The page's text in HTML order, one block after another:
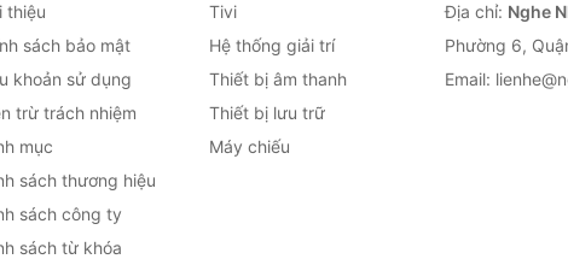
thiệu
sách bảo mật
khoản sử dụng
trừ trách nhiệm
mục
sách thương hiệu
sách công ty
sách từ khóa
Tivi
Hệ thống giải trí
Thiết bị âm thanh
Thiết bị lưu trữ
Máy chiếu
Địa chỉ: Nghe
Phường 6,
Email: